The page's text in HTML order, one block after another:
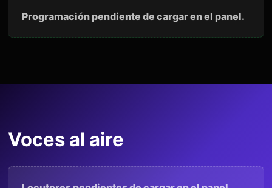
Programación pendiente de cargar en el panel.
Voces al aire